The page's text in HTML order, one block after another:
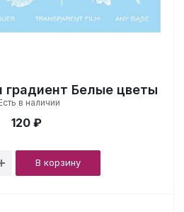
градиент Белые цветы
в наличии
120 ₽
В корзину